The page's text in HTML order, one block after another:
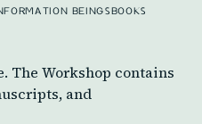
BEINGS BOOKS
The Workshop contains
and